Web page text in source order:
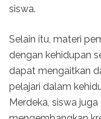
siswa.
Selain itu, materi
dengan kehidupan
dapat mengaitkan
pelajari dalam
Merdeka, siswa